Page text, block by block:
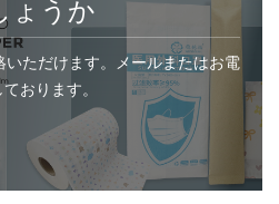
ょうか
いただけます。メールまたはお電
おります。